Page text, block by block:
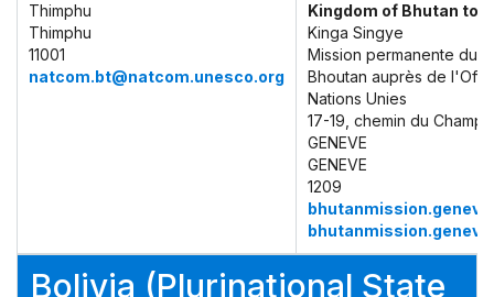
Thimphu
Thimphu
11001
natcom.bt@natcom.unesco.org
Kingdom of Bhutan to
Kinga Singye
Mission permanente du
Bhoutan auprès de
Nations Unies
17-19, chemin du Champ
GENEVE
GENEVE
1209
Bolivia (Plurinational State